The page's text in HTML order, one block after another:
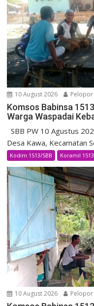
10 August 2026
Komsos Babinsa
Warga Waspadai
SBB PW 10 Agustus
Desa Kawa, Kecamatan
Kodim 1513/SBB Koramil
10 August 2026